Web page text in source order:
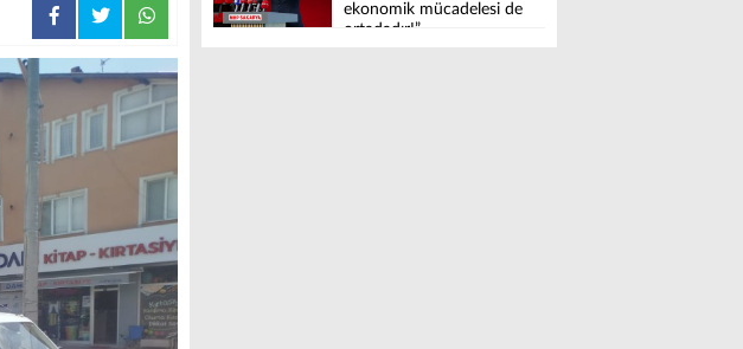
ekonomik mücadelesi de
ortadadır!”